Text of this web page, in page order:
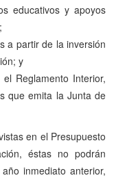
educativos y apoyos
a partir de la inversión
y
Reglamento Interior,
que emita la Junta de
en el Presupuesto
éstas no podrán
inmediato anterior,